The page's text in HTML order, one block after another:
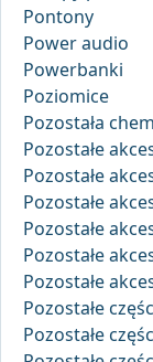
Pontony
Power audio
Powerbanki
Poziomice
Pozostała
Pozostałe
Pozostałe
Pozostałe
Pozostałe
Pozostałe
Pozostałe
Pozostałe
Pozostałe